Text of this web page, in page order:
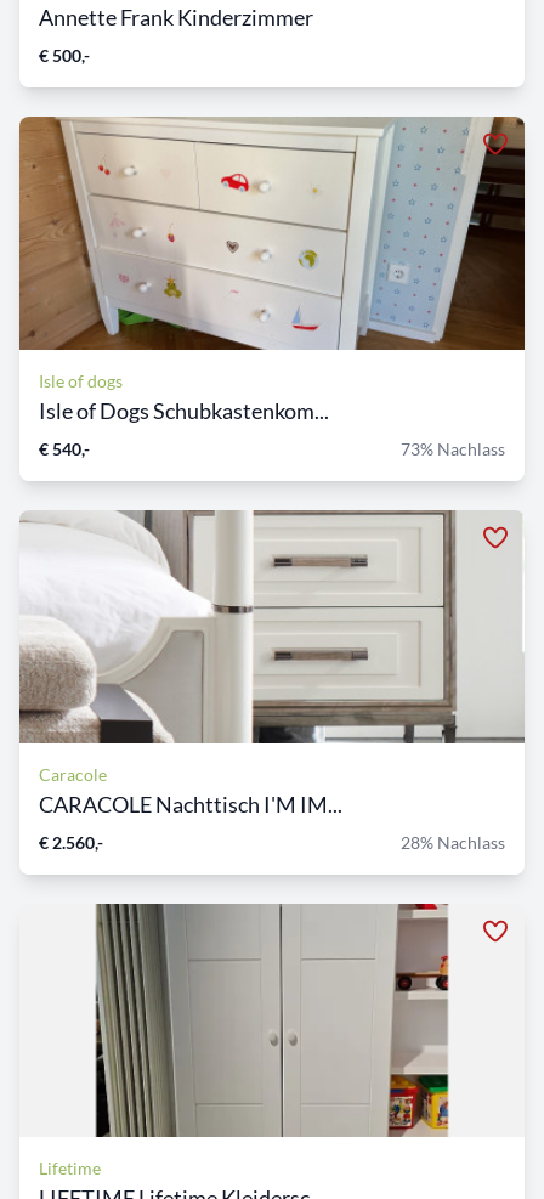
Annette Frank Kinderzimmer
€ 500,-
Isle of dogs
Isle of Dogs Schubkastenkom...
€ 540,- 73% Nachlass
Caracole
CARACOLE Nachttisch I'M IM...
€ 2.560,- 28% Nachlass
Lifetime